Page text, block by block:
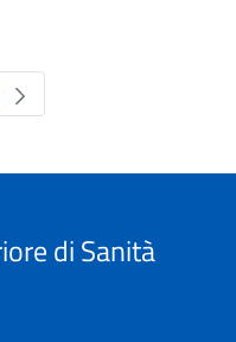
di Sanità